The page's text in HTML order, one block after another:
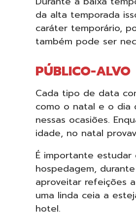
da alta temporada
caráter temporário,
também pode ser
PÚBLICO-ALVO
Cada tipo de data
como o natal e o dia
nessas ocasiões.
idade, no natal
É importante estudar
hospedagem,
aproveitar refeições
uma linda ceia a
hotel.